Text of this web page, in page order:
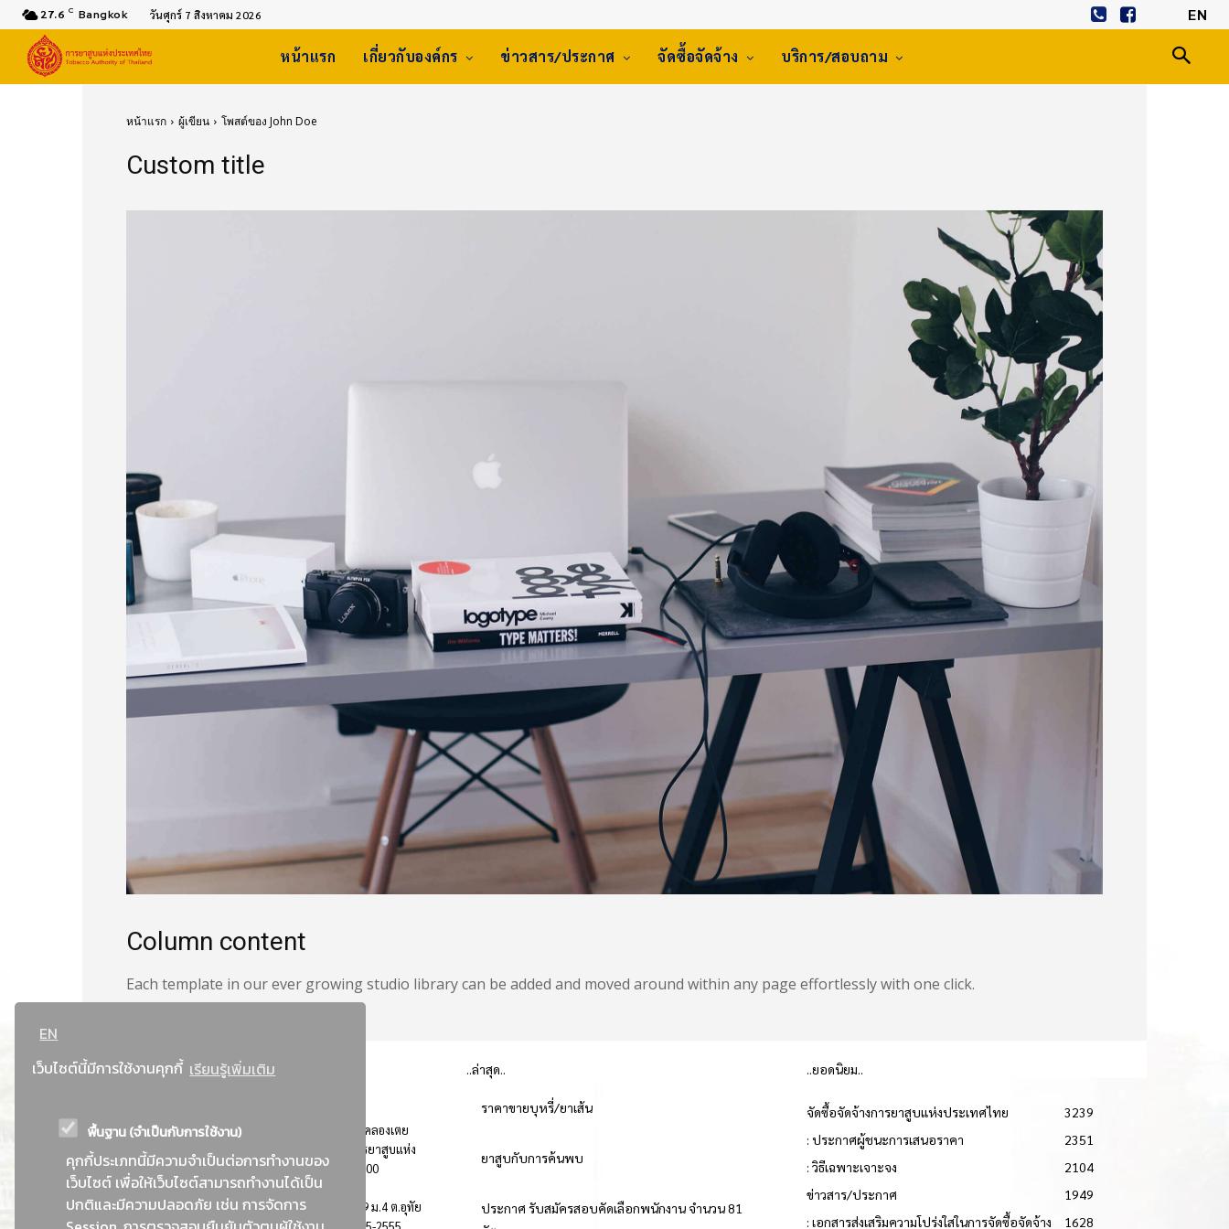
EN
เว็บไซต์นี้มีการใช้งานคุกกี้ เรียนรู้เพิ่มเติม
พื้นฐาน (จำเป็นกับการใช้งาน)
คุกกี้ประเภทนี้มีความจำเป็นต่อการทำงานของ
เว็บไซต์ เพื่อให้เว็บไซต์สามารถทำงานได้เป็น
ปกติและมีความปลอดภัย เช่น การจัดการ
27.6 C Bangkok วันศุกร์ 7 สิงหาคม 2026 EN
หน้าแรก เกี่ยวกับองค์กร ข่าวสาร/ประกาศ จัดซื้อจัดจ้าง บริการ/สอบถาม
หน้าแรก ผู้เขียน โพสต์ของ John Doe
Custom title
Column content
Each template in our ever growing studio library can be added and moved around within any page effortlessly with one click.
ที่อยู่ : 184 ถนนพระรามที่ 4 แขวงคลองเตย เขตคลองเตย
กรุงเทพมหานคร 10110 ติดต่อประชาสัมพันธ์ การยาสูบแห่ง
ประเทศไทย Call center โทร. 0-2229-1000
การยาสูบแห่งประเทศไทย พระนครศรีอยุธยา : 999 ม.4 ต.อุทัย
อ.อุทัย จ.พระนครศรีอยุธยา 13210 โทร. 0-3535-2555
..ล่าสุด..
ราคาขายบุหรี่/ยาเส้น
ยาสูบกับการค้นพบ
ประกาศ รับสมัครสอบคัดเลือกพนักงาน จำนวน 81
..ยอดนิยม..
จัดซื้อจัดจ้างการยาสูบแห่งประเทศไทย
3239
: ประกาศผู้ชนะการเสนอราคา
2351
: วิธีเฉพาะเจาะจง
2104
ข่าวสาร/ประกาศ
1949
: เอกสารส่งเสริมความโปร่งใสในการจัดซื้อจัดจ้าง
1628